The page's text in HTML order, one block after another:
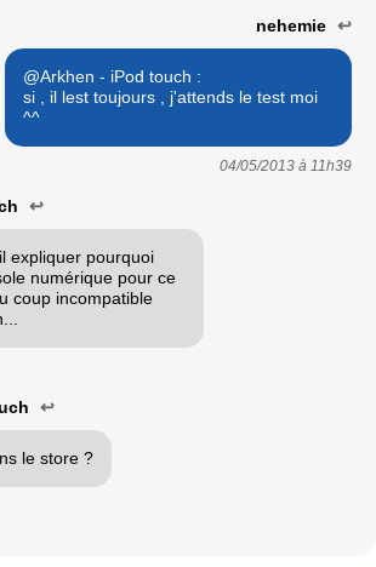
nehemie ↩
@Arkhen - iPod touch :
si , il lest toujours , j'attends le test moi
^^
04/05/2013 à 11h39
↩
expliquer pourquoi
numérique pour ce
coup incompatible
↩
le store ?